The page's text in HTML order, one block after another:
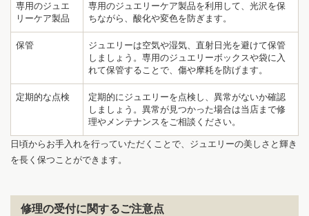
専用のジュエ
リーケア製品
専用のジュエリーケア製品を利用して、光沢を保
ちながら、酸化や変色を防ぎます。
保管
ジュエリーは空気や湿気、直射日光を避けて保管
しましょう。専用のジュエリーボックスや袋に入
れて保管することで、傷や摩耗を防げます。
定期的な点検
定期的にジュエリーを点検し、異常がないか確認
しましょう。異常が見つかった場合は当店まで修
理やメンテナンスをご相談ください。
日頃からお手入れを行っていただくことで、ジュエリーの美しさと輝き
を長く保つことができます。
修理の受付に関するご注意点
1 10